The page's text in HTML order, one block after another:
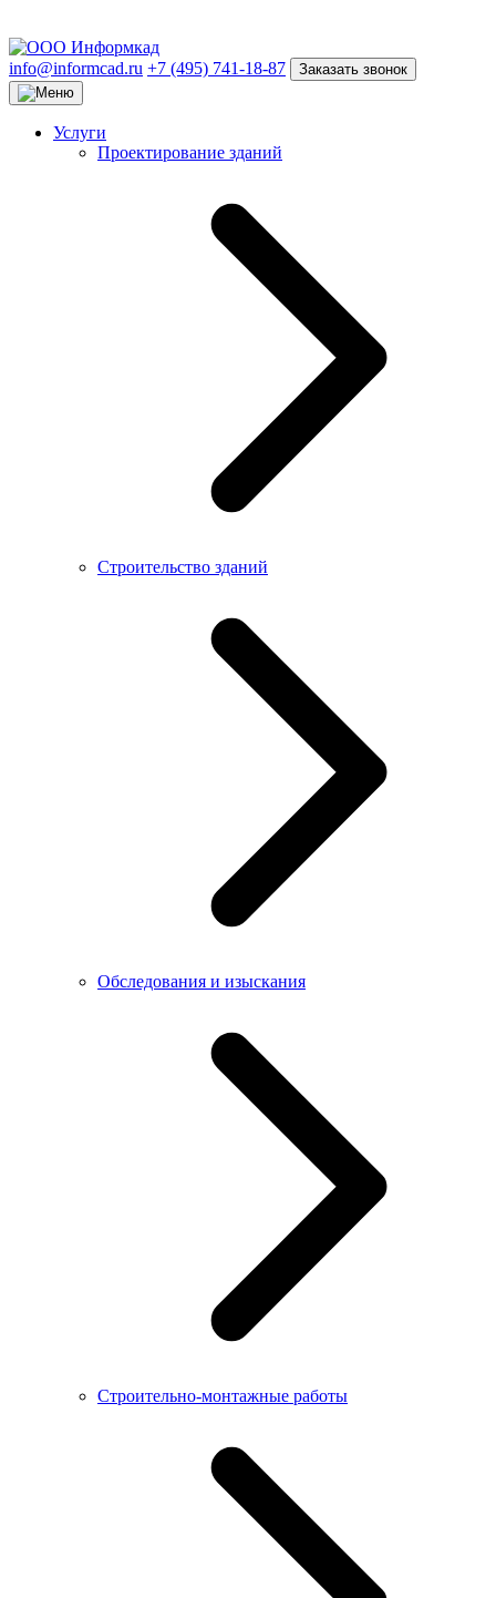
info@informcad.ru +7 (495) 741-18-87 Заказать звонок
Услуги
Проектирование зданий
Строительство зданий
Обследования и изыскания
Строительно-монтажные работы